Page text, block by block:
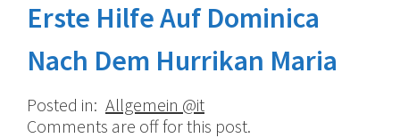
Erste Hilfe Auf Dominica
Nach Dem Hurrikan Maria
Posted in: Allgemein @it
Comments are off for this post.